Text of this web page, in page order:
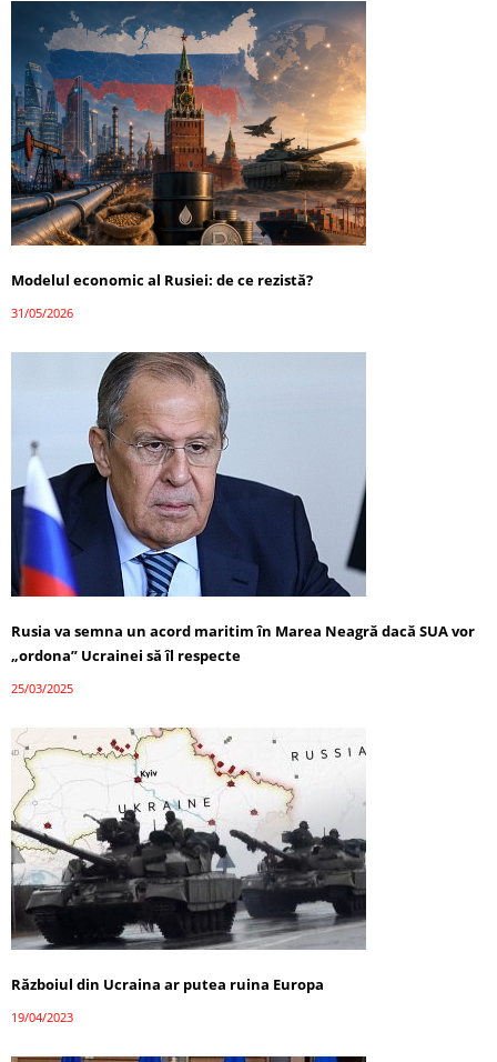
Modelul economic al Rusiei: de ce rezistă?
31/05/2026
Rusia va semna un acord maritim în Marea Neagră dacă SUA vor
„ordona” Ucrainei să îl respecte
25/03/2025
Războiul din Ucraina ar putea ruina Europa
19/04/2023